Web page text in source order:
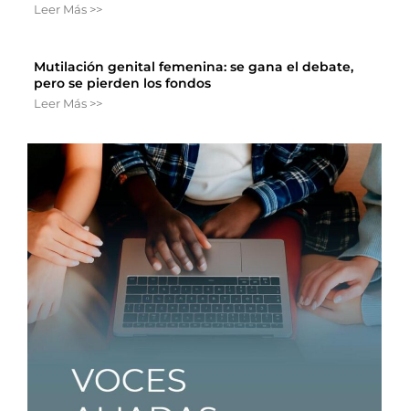
Leer Más >>
Mutilación genital femenina: se gana el debate,
pero se pierden los fondos
Leer Más >>